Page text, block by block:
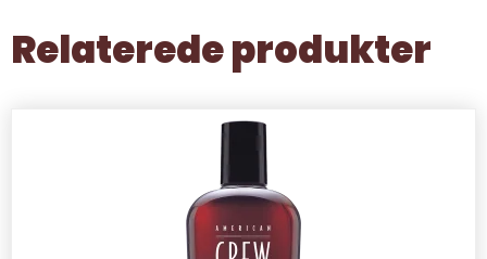
Relaterede produkter